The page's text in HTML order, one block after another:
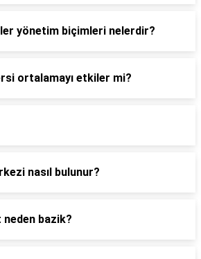
yönetim biçimleri nelerdir?
ortalamayı etkiler mi?
nasıl bulunur?
bazik?